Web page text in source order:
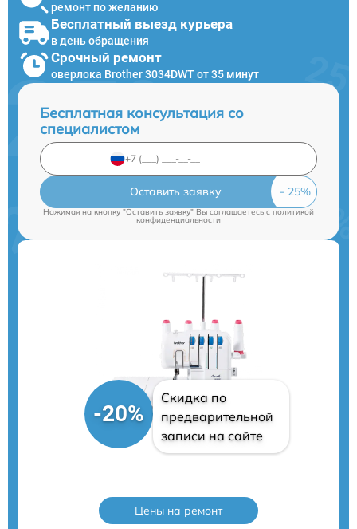
ремонт по желанию
Бесплатный выезд курьера
в день обращения
Срочный ремонт
оверлока Brother 3034DWT от 35 минут
Бесплатная консультация со
специалистом
Оставить заявку
Нажимая на кнопку "Оставить заявку" Вы соглашаетесь cполитикой
конфиденциальности
-20%
Скидка по
предварительной
записи на сайте
Цены на ремонт